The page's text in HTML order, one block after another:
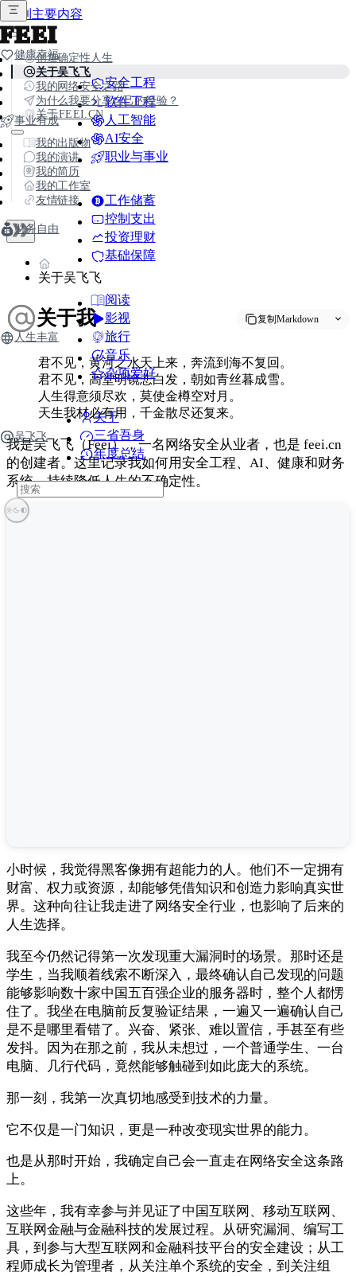
跳到主要内容
FEEI
健康幸福
事业有成
安全工程
软件工程
人工智能
AI安全
职业与事业
财务自由
工作储蓄
控制支出
投资理财
基础保障
人生丰富
阅读
影视
旅行
音乐
杂项爱好
吴飞飞
关于
三省吾身
年度总结
创造确定性人生
关于吴飞飞
我的网络安全之路
为什么我要分享自己的经验？
关于FEEI.CN
我的出版物
我的演讲
我的简历
我的工作室
友情链接
关于吴飞飞
复制Markdown
关于我
君不见，黄河之水天上来，奔流到海不复回。
君不见，高堂明镜悲白发，朝如青丝暮成雪。
人生得意须尽欢，莫使金樽空对月。
天生我材必有用，千金散尽还复来。
我是吴飞飞（Feei），一名网络安全从业者，也是 feei.cn
的创建者。这里记录我如何用安全工程、AI、健康和财务
系统，持续降低人生的不确定性。
小时候，我觉得黑客像拥有超能力的人。他们不一定拥有
财富、权力或资源，却能够凭借知识和创造力影响真实世
界。这种向往让我走进了网络安全行业，也影响了后来的
人生选择。
我至今仍然记得第一次发现重大漏洞时的场景。那时还是
学生，当我顺着线索不断深入，最终确认自己发现的问题
能够影响数十家中国五百强企业的服务器时，整个人都愣
住了。我坐在电脑前反复验证结果，一遍又一遍确认自己
是不是哪里看错了。兴奋、紧张、难以置信，手甚至有些
发抖。因为在那之前，我从未想过，一个普通学生、一台
电脑、几行代码，竟然能够触碰到如此庞大的系统。
那一刻，我第一次真切地感受到技术的力量。
它不仅是一门知识，更是一种改变现实世界的能力。
也是从那时开始，我确定自己会一直走在网络安全这条路
上。
这些年，我有幸参与并见证了中国互联网、移动互联网、
互联网金融与金融科技的发展过程。从研究漏洞、编写工
具，到参与大型互联网和金融科技平台的安全建设；从工
程师成长为管理者，从关注单个系统的安全，到关注组